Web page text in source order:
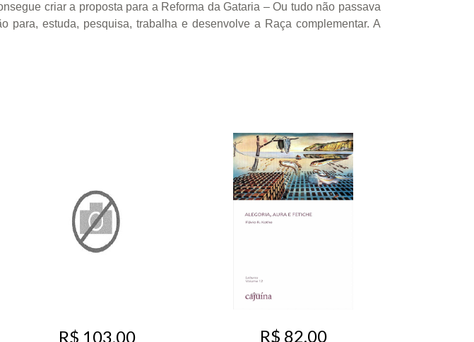
criar a proposta para a Reforma da Gataria – Ou tudo não passava
estuda, pesquisa, trabalha e desenvolve a Raça complementar. A
R$ 103,00 R$ 82,00